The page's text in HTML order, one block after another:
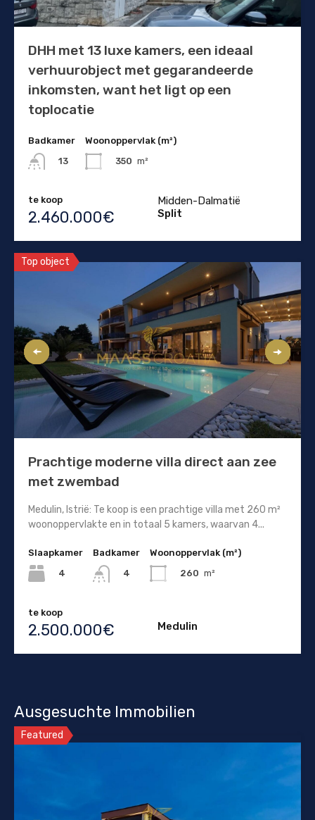
DHH met 13 luxe kamers, een ideaal
verhuurobject met gegarandeerde
inkomsten, want het ligt op een
toplocatie
Badkamer
13
Woonoppervlak (m²)
350 m²
te koop
2.460.000€
Midden-Dalmatië
Split
Top object
Prachtige moderne villa direct aan zee
met zwembad
Medulin, Istrië: Te koop is een prachtige villa met 260 m²
woonoppervlakte en in totaal 5 kamers, waarvan 4...
Slaapkamer
4
Badkamer
4
Woonoppervlak (m²)
260 m²
te koop
2.500.000€ Medulin
Ausgesuchte Immobilien
Featured